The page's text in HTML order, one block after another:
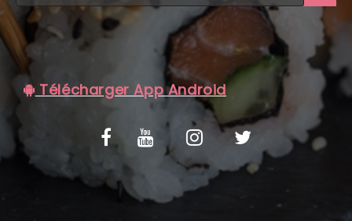
C.G.V
Télécharger App Android